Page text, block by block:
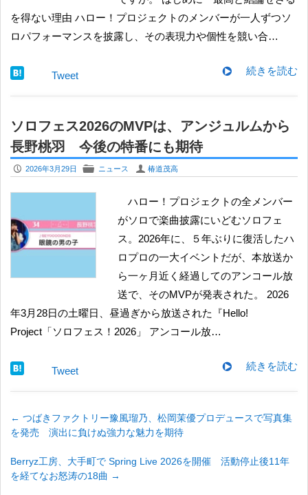
を得ない理由 ハロー！プロジェクトのメンバーが一人ずつソ
ロパフォーマンスを披露し、その表現力や個性を競い合…
続きを読む
Tweet
ソロフェス2026のMVPは、アンジュルムから
長野桃羽 今後の特番にも期待
P 2026年3月29日 F ニュース U 椿道茂高
ハロー！プロジェクトの全メンバー
がソロで楽曲披露にいどむソロフェ
ス。2026年に、５年ぶりに復活したハ
ロプロの一大イベントだが、本放送か
ら一ヶ月近く経過してのアンコール放
送で、そのMVPが発表された。 2026
年3月28日の土曜日、昼過ぎから放送された『Hello!
Project「ソロフェス！2026」 アンコール放…
続きを読む
Tweet
← つばきファクトリー豫風瑠乃、松岡茉優プロデュースで写真集
を発売 演出に負けぬ強力な魅力を期待
Berryz工房、大手町で Spring Live 2026を開催 活動停止後11年
を経てなお怒涛の18曲 →